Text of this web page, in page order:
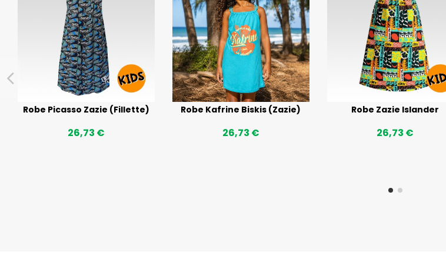
Robe Picasso Zazie (Fillette)
26,73 €
Robe Kafrine Biskis (Zazie)
26,73 €
Robe Zazie Islander
26,73 €